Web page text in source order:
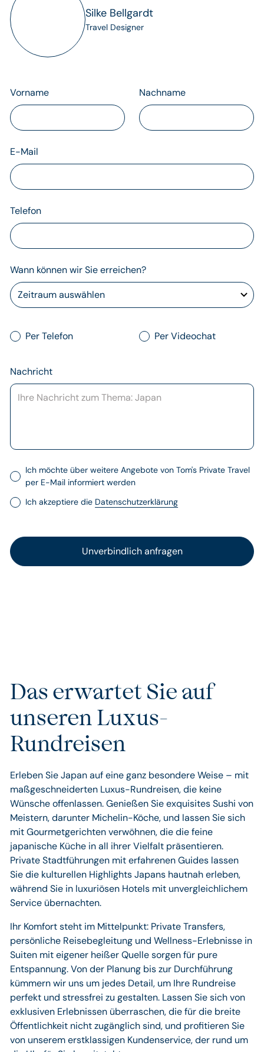
Silke Bellgardt
Travel Designer
Vorname Nachname
E-Mail
Telefon
Wann können wir Sie erreichen?
Per Telefon Per Videochat
Nachricht
Ich möchte über weitere Angebote von Tom's Private Travel
per E-Mail informiert werden
Ich akzeptiere die Datenschutzerklärung
Das erwartet Sie auf
unseren Luxus-
Rundreisen
Erleben Sie Japan auf eine ganz besondere Weise – mit
maßgeschneiderten Luxus-Rundreisen, die keine
Wünsche offenlassen. Genießen Sie exquisites Sushi von
Meistern, darunter Michelin-Köche, und lassen Sie sich
mit Gourmetgerichten verwöhnen, die die feine
japanische Küche in all ihrer Vielfalt präsentieren.
Private Stadtführungen mit erfahrenen Guides lassen
Sie die kulturellen Highlights Japans hautnah erleben,
während Sie in luxuriösen Hotels mit unvergleichlichem
Service übernachten.
Ihr Komfort steht im Mittelpunkt: Private Transfers,
persönliche Reisebegleitung und Wellness-Erlebnisse in
Suiten mit eigener heißer Quelle sorgen für pure
Entspannung. Von der Planung bis zur Durchführung
kümmern wir uns um jedes Detail, um Ihre Rundreise
perfekt und stressfrei zu gestalten. Lassen Sie sich von
exklusiven Erlebnissen überraschen, die für die breite
Öffentlichkeit nicht zugänglich sind, und profitieren Sie
von unserem erstklassigen Kundenservice, der rund um